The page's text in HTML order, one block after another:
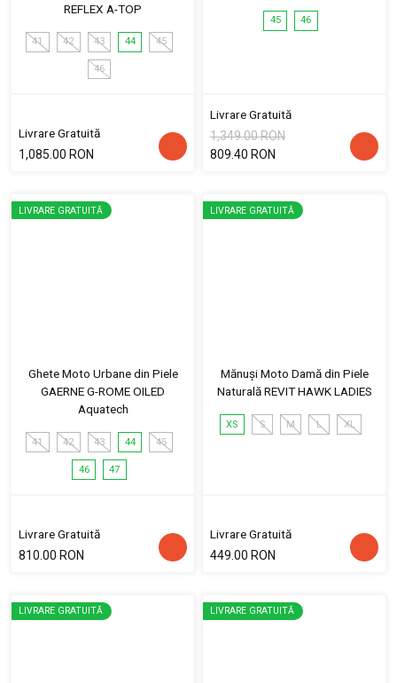
REFLEX A-TOP
41 42 43 44 45
46
Livrare Gratuită
1,085.00 RON
45 46
Livrare Gratuită
1,349.00 RON
809.40 RON
LIVRARE GRATUITĂ
Ghete Moto Urbane din Piele
GAERNE G-ROME OILED
Aquatech
41 42 43 44 45
46 47
Livrare Gratuită
810.00 RON
LIVRARE GRATUITĂ
Mănuși Moto Damă din Piele
Naturală REVIT HAWK LADIES
XS S M L XL
Livrare Gratuită
449.00 RON
LIVRARE GRATUITĂ LIVRARE GRATUITĂ